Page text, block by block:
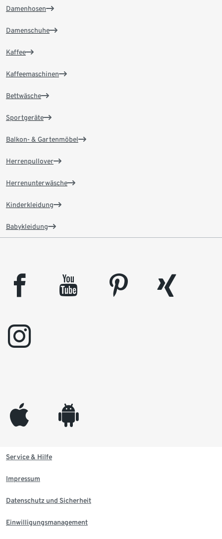
Damenhosen
Damenschuhe
Kaffee
Kaffeemaschinen
Bettwäsche
Sportgeräte
Balkon- & Gartenmöbel
Herrenpullover
Herrenunterwäsche
Kinderkleidung
Babykleidung
facebook youtube pinterest
xing
instagram
appleinc android
Service & Hilfe
Impressum
Datenschutz und Sicherheit
Einwilligungsmanagement